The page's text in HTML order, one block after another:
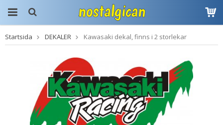
Produkten har blivit
tillagd i varukorgen
Startsida DEKALER Kawasaki dekal, finns i 2 storlekar